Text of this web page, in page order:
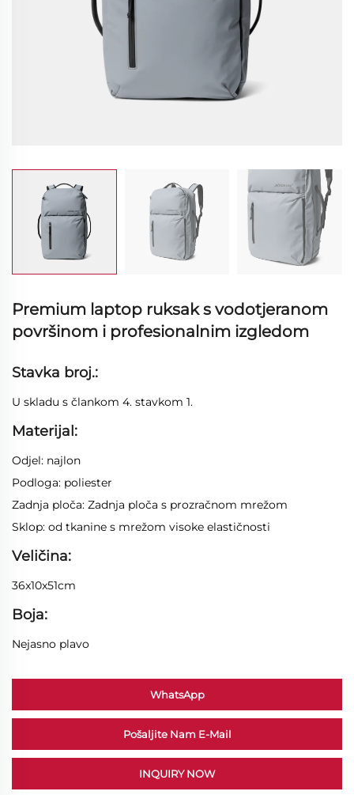
Premium laptop ruksak s vodotjeranom
površinom i profesionalnim izgledom
Stavka broj.:
U skladu s člankom 4. stavkom 1.
Materijal:
Odjel: najlon
Podloga: poliester
Zadnja ploča: Zadnja ploča s prozračnom mrežom
Sklop: od tkanine s mrežom visoke elastičnosti
Veličina:
36x10x51cm
Boja:
Nejasno plavo
WhatsApp
Pošaljite Nam E-Mail
INQUIRY NOW